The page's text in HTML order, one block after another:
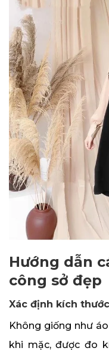
Hướng dẫn
công sở đẹp
Xác định kích
Không giống như
khi mặc, được đo